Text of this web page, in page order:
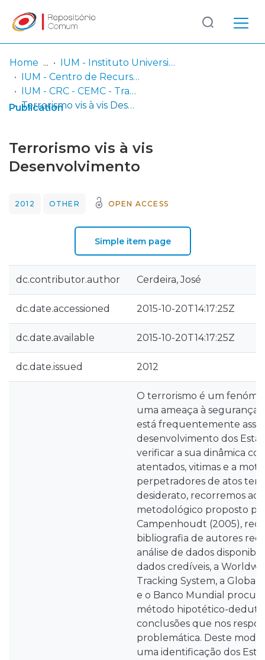
Communities
& Collections
Log
In
(current)
Home
IUM - Instituto Universitário Militar
IUM - Centro de Recursos de Conhecimento
IUM - CRC - CEMC - Trabalhos de Investigação Individual
Terrorismo vis à vis Desenvolvimento
Publication
Terrorismo vis à vis
Desenvolvimento
2012 OTHER OPEN ACCESS
Simple item page
dc.contributor.author Cerdeira, José
dc.date.accessioned 2015-10-20T14:17:25Z
dc.date.available 2015-10-20T14:17:25Z
dc.date.issued 2012
O terrorismo é um
uma ameaça à segurança
está frequentemente
desenvolvimento dos
verificar a sua dinâmica
atentados, vitimas e a
perpetradores de atos
desiderato, recorremos ao
metodológico proposto
Campenhoudt (2005),
bibliografia de autores
análise de dados
dados credíveis, a
Tracking System, a Global
e o Banco Mundial
método hipotético-
conclusões que nos
problemática. Deste
uma identificação dos